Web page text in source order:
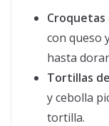
Croquetas
con queso
hasta
Tortillas
y cebolla
tortilla.